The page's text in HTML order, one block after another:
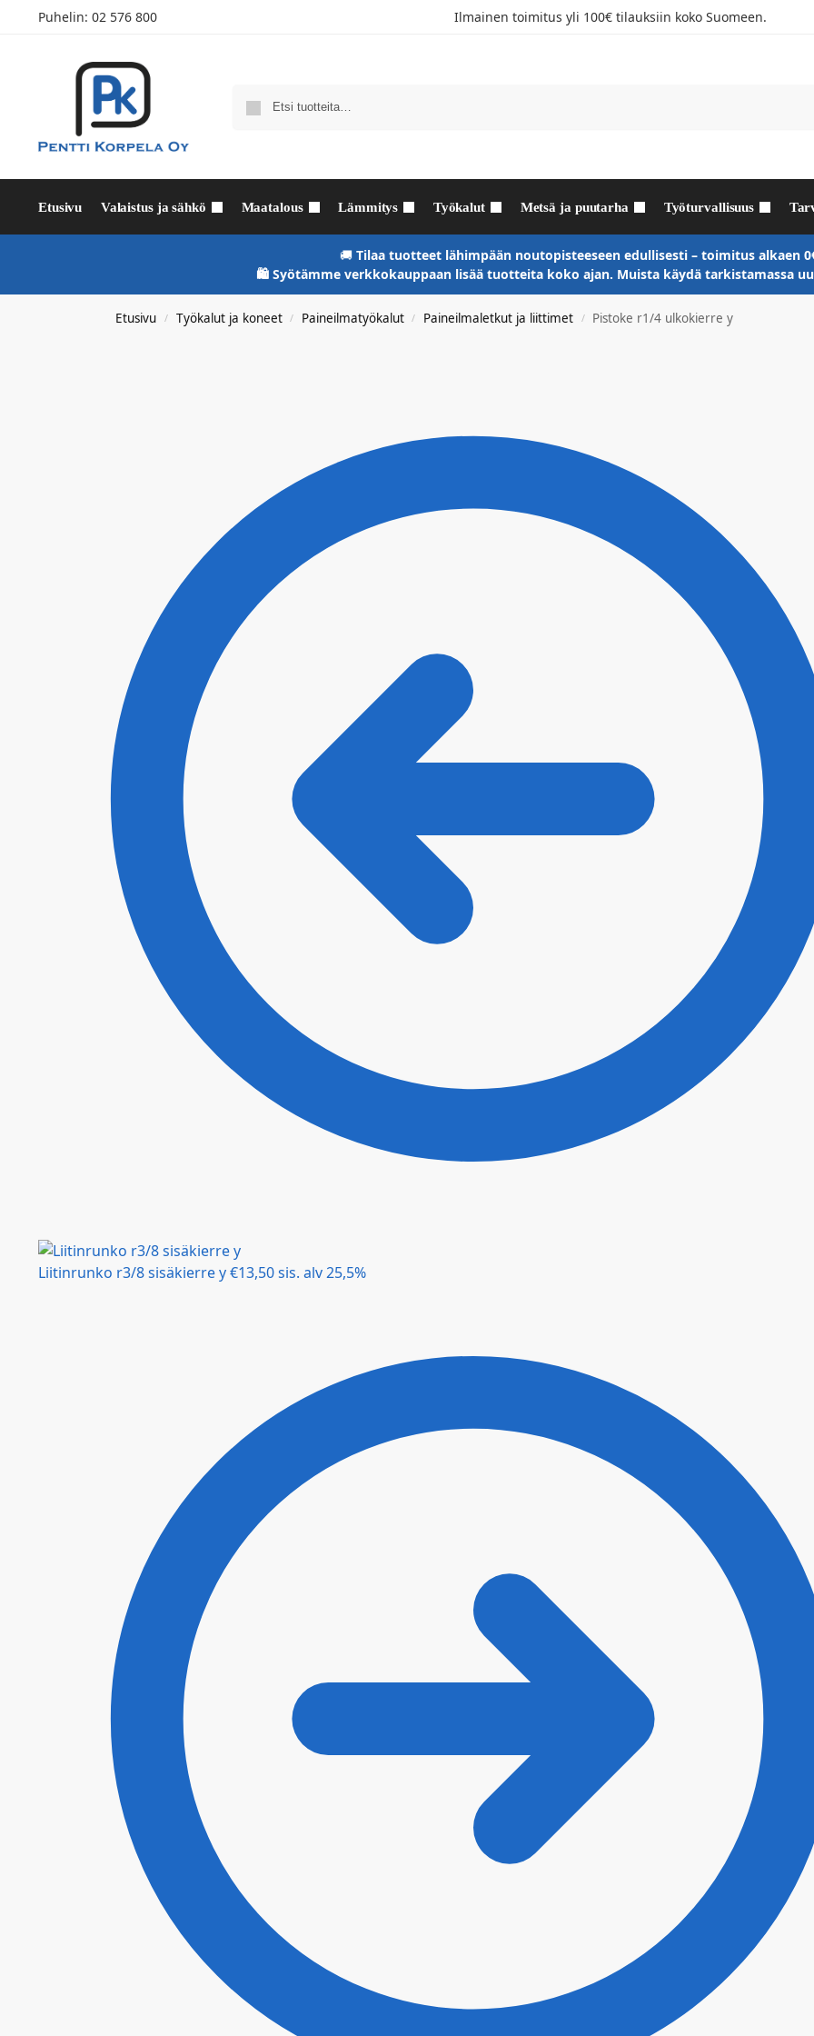
Puhelin: 02 576 800 Ilmainen toimitus yli 100€ tilauksiin koko Suomeen.
Etusivu Valaistus ja sähkö Maatalous Lämmitys Työkalut Metsä ja puutarha Työturvallisuus
🚚 Tilaa tuotteet lähimpään noutopisteeseen edullisesti – toimitus alkaen
🛍️ Syötämme verkkokauppaan lisää tuotteita koko ajan. Muista käydä tarkistamassa
Etusivu / Työkalut ja koneet / Paineilmatyökalut / Paineilmaletkut ja liittimet / Pistoke r1/4 ulkokierre y
Liitinrunko r3/8 sisäkierre y€13,50sis. alv 25,5%